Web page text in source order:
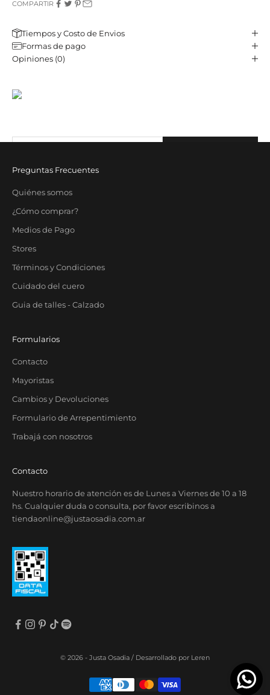
COMPARTIR
Tiempos y Costo de Envios
Formas de pago
Opiniones (0)
Sé parte de nuestro email-club y recibí contenido y beneficios
Correo electrónico
Preguntas Frecuentes
Quiénes somos
¿Cómo comprar?
Medios de Pago
Stores
Términos y Condiciones
Cuidado del cuero
Guia de talles - Calzado
Formularios
Contacto
Mayoristas
Cambios y Devoluciones
Formulario de Arrepentimiento
Trabajá con nosotros
Contacto
Nuestro horario de atención es de Lunes a Viernes de 10 a 18
hs. Cualquier duda o consulta, por favor escribinos a
tiendaonline@justaosadia.com.ar
© 2026 - Justa Osadia / Desarrollado por Leren